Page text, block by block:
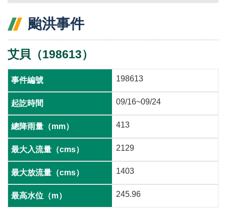
颱洪事件
艾貝（198613）
198613
09/16~09/24
413
2129
1403
245.96